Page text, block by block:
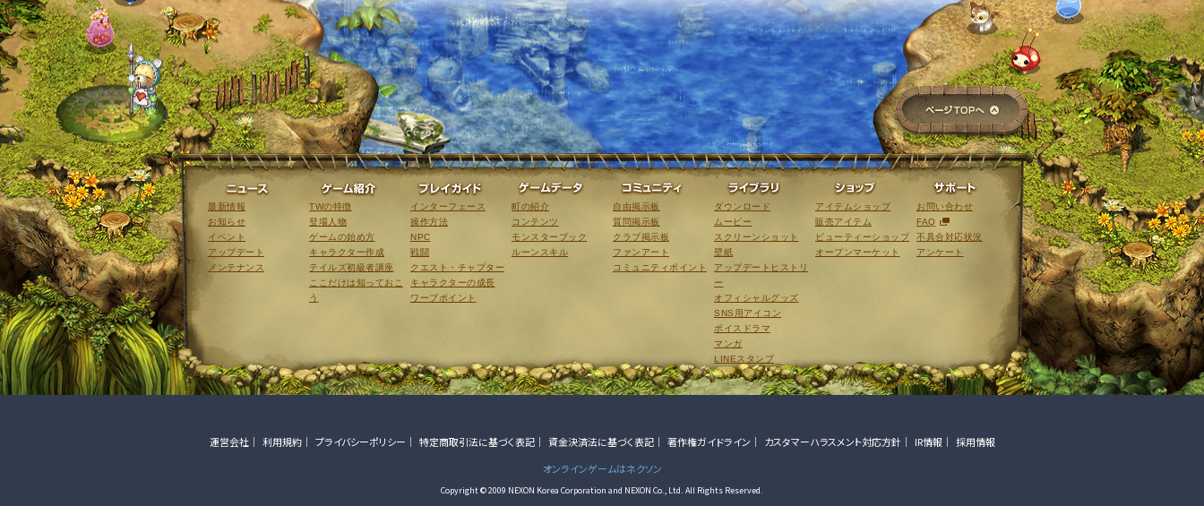
ページTOPへ
ニュース
最新情報
お知らせ
イベント
アップデート
メンテナンス
ゲーム紹介
TWの特徴
登場人物
ゲームの始め方
キャラクター作成
テイルズ初級者講座
ここだけは知っておこ
う
プレイガイド
インターフェース
操作方法
NPC
戦闘
クエスト・チャプター
キャラクターの成長
ワープポイント
ゲームデータ
町の紹介
コンテンツ
モンスターブック
ルーンスキル
コミュニティ
自由掲示板
質問掲示板
クラブ掲示板
ファンアート
コミュニティポイント
ライブラリ
ダウンロード
ムービー
スクリーンショット
壁紙
アップデートヒストリ
ー
オフィシャルグッズ
SNS用アイコン
ボイスドラマ
マンガ
LINEスタンプ
ショップ
アイテムショップ
販売アイテム
ビューティーショップ
オープンマーケット
サポート
お問い合わせ
FAQ
不具合対応状況
アンケート
運営会社 利用規約 プライバシーポリシー 特定商取引法に基づく表記 資金決済法に基づく表記 著作権ガイドライン カスタマーハラスメント対応方針 IR情報
採用情報
オンラインゲームはネクソン
Copyright © 2009 NEXON Korea Corporation and NEXON Co., Ltd. All Rights Reserved.